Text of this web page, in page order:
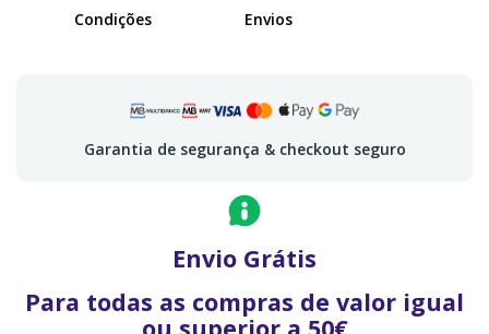
Condições Envios
Garantia de segurança & checkout seguro
Envio Grátis
Para todas as compras de valor igual